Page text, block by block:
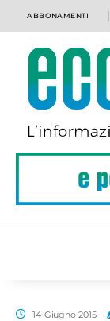
ABBONAMENTI
14 Giugno 2015